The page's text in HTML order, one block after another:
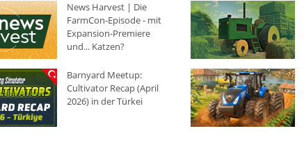
News Harvest | Die
FarmCon-Episode - mit
Expansion-Premiere
und... Katzen?
Barnyard Meetup:
Cultivator Recap (April
2026) in der Türkei